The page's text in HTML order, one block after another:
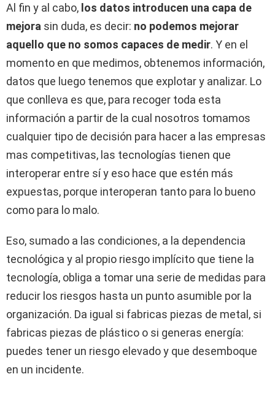
Al fin y al cabo, los datos introducen una capa de
mejora sin duda, es decir: no podemos mejorar
aquello que no somos capaces de medir. Y en el
momento en que medimos, obtenemos información,
datos que luego tenemos que explotar y analizar. Lo
que conlleva es que, para recoger toda esta
información a partir de la cual nosotros tomamos
cualquier tipo de decisión para hacer a las empresas
mas competitivas, las tecnologías tienen que
interoperar entre sí y eso hace que estén más
expuestas, porque interoperan tanto para lo bueno
como para lo malo.
Eso, sumado a las condiciones, a la dependencia
tecnológica y al propio riesgo implícito que tiene la
tecnología, obliga a tomar una serie de medidas para
reducir los riesgos hasta un punto asumible por la
organización. Da igual si fabricas piezas de metal, si
fabricas piezas de plástico o si generas energía:
puedes tener un riesgo elevado y que desemboque
en un incidente.